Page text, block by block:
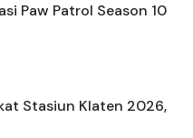
Paw Patrol Season 10
Stasiun Klaten 2026,